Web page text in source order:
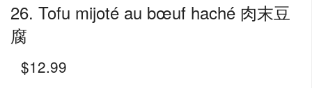
26. Tofu mijoté au bœuf haché 肉末豆
腐
$12.99